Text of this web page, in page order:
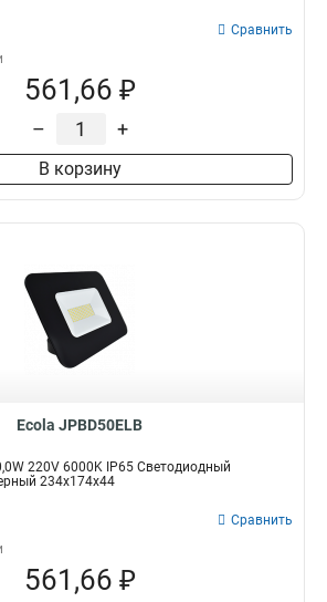
Сравнить
561,66 ₽
– +
В корзину
Ecola JPBD50ELB
220V 6000K IP65 Светодиодный
234x174x44
Сравнить
561,66 ₽